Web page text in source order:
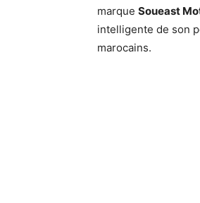
marque Soueast
intelligente de son
marocains.